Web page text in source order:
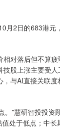
月2日的683港元
对落后但不算
股上涨主要受
与AI直接关联度
”慧研智投投资
处于低点；中